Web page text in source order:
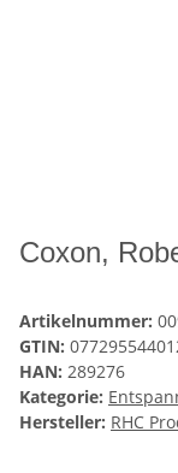
Coxon,
Artikelnummer:
GTIN:
HAN: 289276
Kategorie:
Hersteller: RHC